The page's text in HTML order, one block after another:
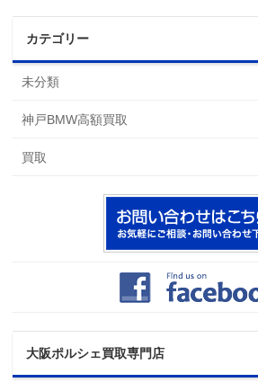
カテゴリー
未分類
神戸BMW高額買取
買取
大阪ポルシェ買取専門店